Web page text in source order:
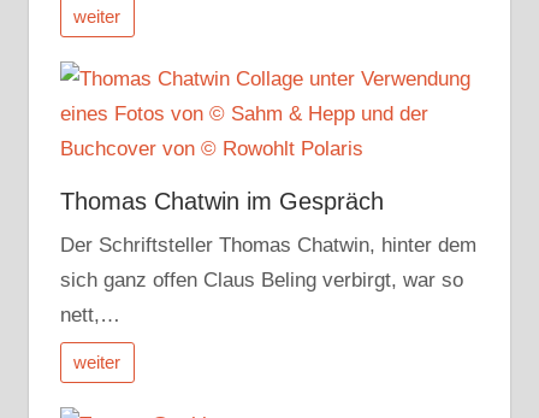
weiter
Thomas Chatwin im Gespräch
Der Schriftsteller Thomas Chatwin, hinter dem
sich ganz offen Claus Beling verbirgt, war so
nett,…
weiter